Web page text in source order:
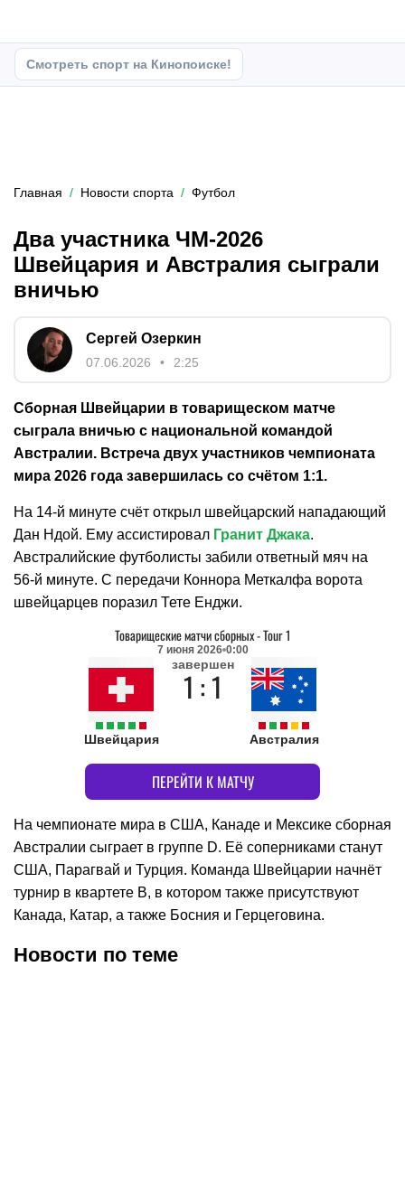
Смотреть спорт на Кинопоиске!
Главная Новости спорта Футбол
Два участника ЧМ-2026
Швейцария и Австралия сыграли
вничью
Сергей Озеркин
07.06.2026 2:25
Сборная Швейцарии в товарищеском матче
сыграла вничью с национальной командой
Австралии. Встреча двух участников чемпионата
мира 2026 года завершилась со счётом 1:1.
На 14-й минуте счёт открыл швейцарский нападающий
Дан Ндой. Ему ассистировал Гранит Джака.
Австралийские футболисты забили ответный мяч на
56-й минуте. С передачи Коннора Меткалфа ворота
швейцарцев поразил Тете Енджи.
Товарищеские матчи сборных-Tour 1
7 июня 2026 0:00
Швейцария
завершен
1 : 1
Австралия
ПЕРЕЙТИ К МАТЧУ
На чемпионате мира в США, Канаде и Мексике сборная
Австралии сыграет в группе D. Её соперниками станут
США, Парагвай и Турция. Команда Швейцарии начнёт
турнир в квартете В, в котором также присутствуют
Канада, Катар, а также Босния и Герцеговина.
Новости по теме